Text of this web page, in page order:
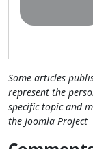
Some articles
represent the
specific topic and
the Joomla Project